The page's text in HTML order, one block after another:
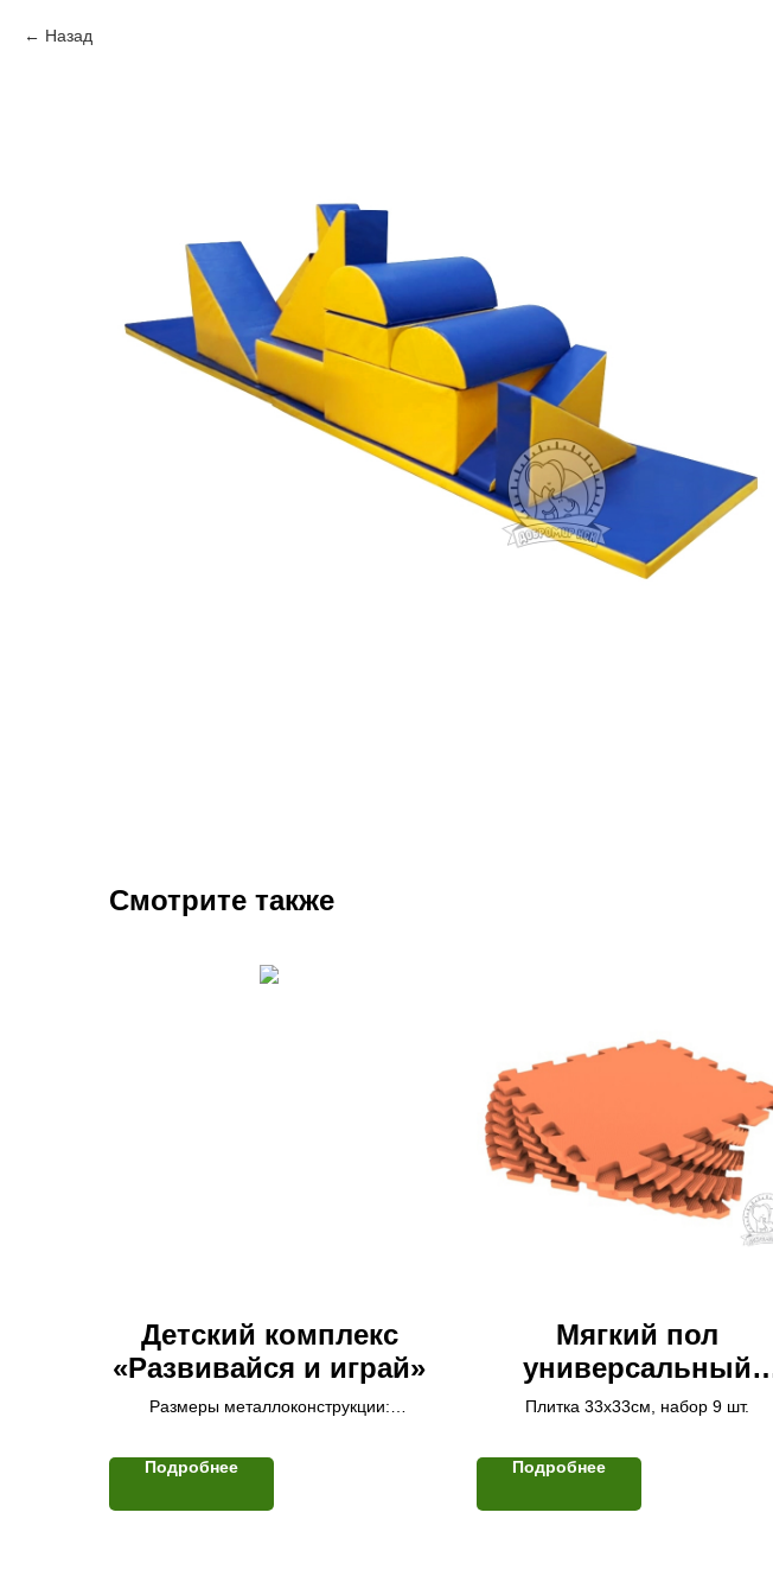
Назад
Смотрите также
Детский комплекс
«Развивайся и играй»
Размеры металлоконструкции:
Подробнее
Мягкий пол
универсальный
33*33(см) оранжевый
Плитка 33х33см, набор 9 шт.
Подробнее